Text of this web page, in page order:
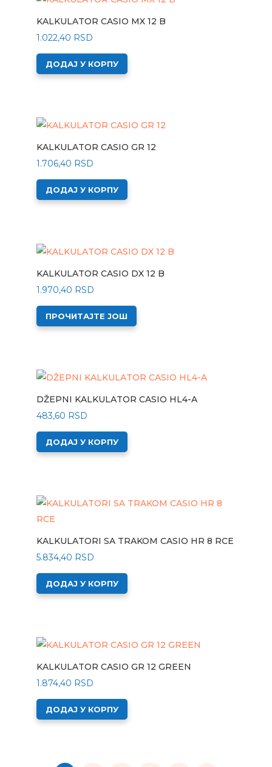
KALKULATOR CASIO MX 12 B
1.022,40 RSD
ДОДАЈ У КОРПУ
KALKULATOR CASIO GR 12
1.706,40 RSD
ДОДАЈ У КОРПУ
KALKULATOR CASIO DX 12 B
1.970,40 RSD
ПРОЧИТАЈТЕ ЈОШ
DŽEPNI KALKULATOR CASIO HL4-A
483,60 RSD
ДОДАЈ У КОРПУ
KALKULATORI SA TRAKOM CASIO HR 8 RCE
5.834,40 RSD
ДОДАЈ У КОРПУ
KALKULATOR CASIO GR 12 GREEN
1.874,40 RSD
ДОДАЈ У КОРПУ